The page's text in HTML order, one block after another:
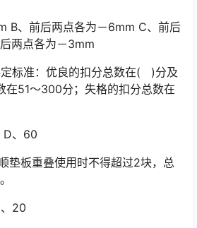
B、前后两点各为－6mm C、前后
两点各为－3mm
标准：优良的扣分总数在( )分及
在51～300分；失格的扣分总数在
D、60
垫板重叠使用时不得超过2块，总
20